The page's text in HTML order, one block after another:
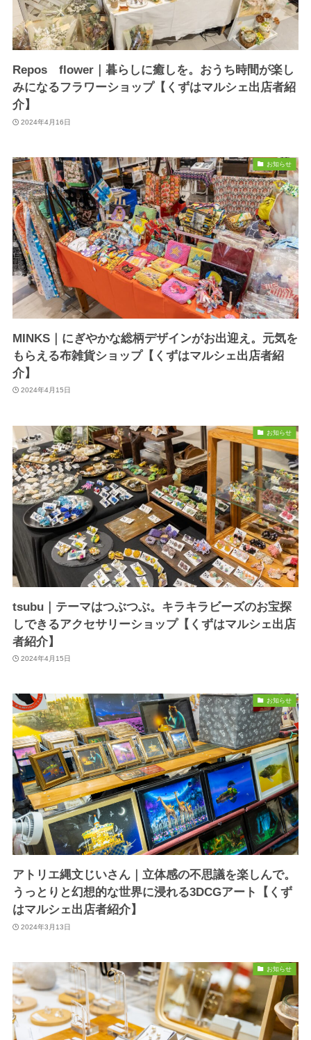
Repos flower｜暮らしに癒しを。おうち時間が楽し
みになるフラワーショップ【くずはマルシェ出店者紹
介】
2024年4月16日
お知らせ
MINKS｜にぎやかな総柄デザインがお出迎え。元気を
もらえる布雑貨ショップ【くずはマルシェ出店者紹
介】
2024年4月15日
お知らせ
tsubu｜テーマはつぶつぶ。キラキラビーズのお宝探
しできるアクセサリーショップ【くずはマルシェ出店
者紹介】
2024年4月15日
お知らせ
アトリエ縄文じいさん｜立体感の不思議を楽しんで。
うっとりと幻想的な世界に浸れる3DCGアート【くず
はマルシェ出店者紹介】
2024年3月13日
お知らせ